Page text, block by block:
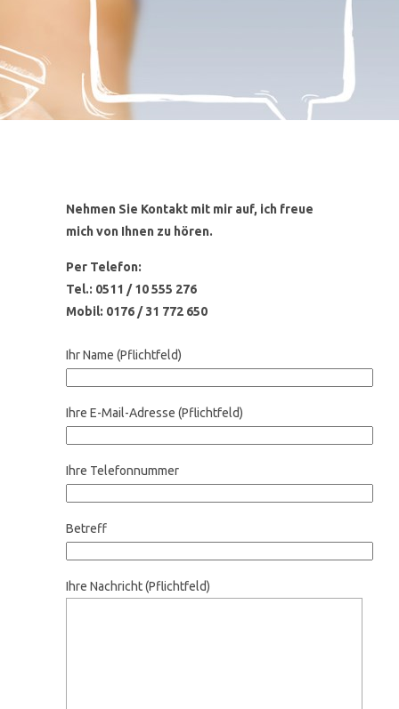
Nehmen Sie Kontakt mit mir auf, ich freue
mich von Ihnen zu hören.
Per Telefon:
Tel.: 0511 / 10 555 276
Mobil: 0176 / 31 772 650
Ihr Name (Pflichtfeld)
Ihre E-Mail-Adresse (Pflichtfeld)
Ihre Telefonnummer
Betreff
Ihre Nachricht (Pflichtfeld)